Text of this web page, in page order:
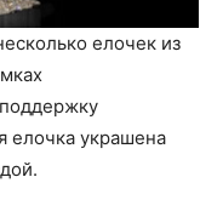
елочек из
елочка украшена